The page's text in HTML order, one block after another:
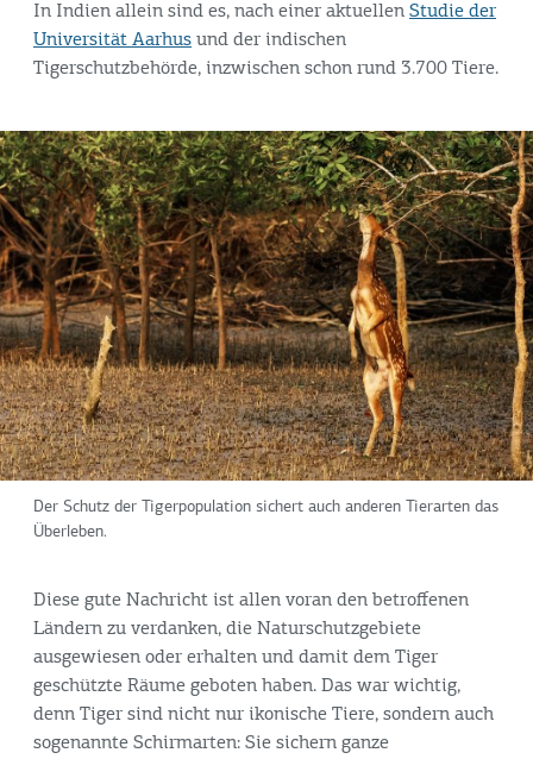
In Indien allein sind es, nach einer aktuellen Studie der
Universität Aarhus und der indischen
Tigerschutzbehörde, inzwischen schon rund 3.700 Tiere.
Der Schutz der Tigerpopulation sichert auch anderen Tierarten das
Überleben.
Diese gute Nachricht ist allen voran den betroffenen
Ländern zu verdanken, die Naturschutzgebiete
ausgewiesen oder erhalten und damit dem Tiger
geschützte Räume geboten haben. Das war wichtig,
denn Tiger sind nicht nur ikonische Tiere, sondern auch
sogenannte Schirmarten: Sie sichern ganze